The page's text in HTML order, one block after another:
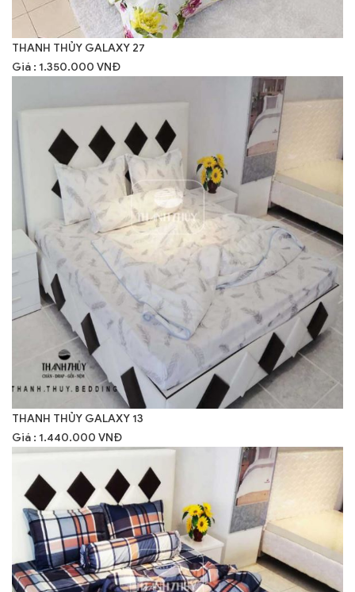
THANH THỦY GALAXY 27
Giá : 1.350.000 VNĐ
THANH THỦY GALAXY 13
Giá : 1.440.000 VNĐ